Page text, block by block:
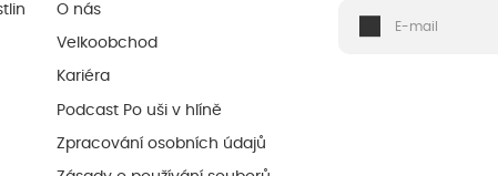
O nás
Velkoobchod
Kariéra
Podcast Po uši v hlíně
Zpracování osobních údajů